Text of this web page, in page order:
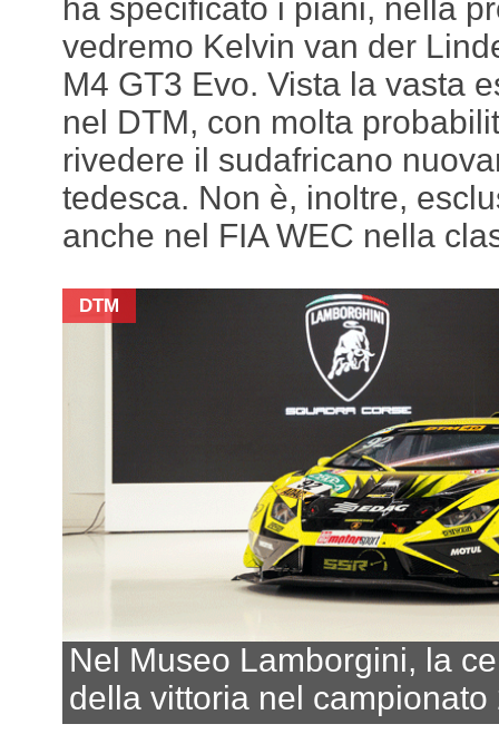
ha specificato i piani, nella
vedremo Kelvin van der
M4 GT3 Evo. Vista la vasta
nel DTM, con molta
rivedere il sudafricano
tedesca. Non è, inoltre,
anche nel FIA WEC nella
DTM
Nel Museo Lamborgini, la
della vittoria nel campionato